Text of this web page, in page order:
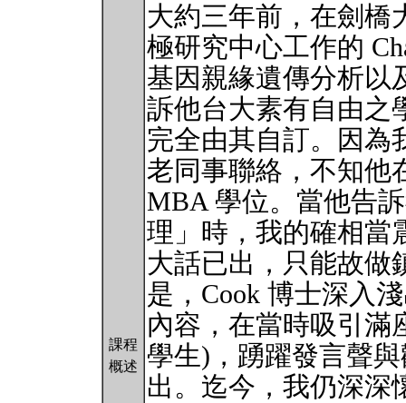
課程
概述
大約三年前，在劍橋
極研究中心工作的
基因親緣遺傳分析以
訴他台大素有自由之
完全由其自訂。因為
老同事聯絡，不知他
MBA 學位。當他告
理」時，我的確相當
大話已出，只能故做
是，Cook 博士深入
內容，在當時吸引滿
學生)，踴躍發言聲
出。迄今，我仍深深